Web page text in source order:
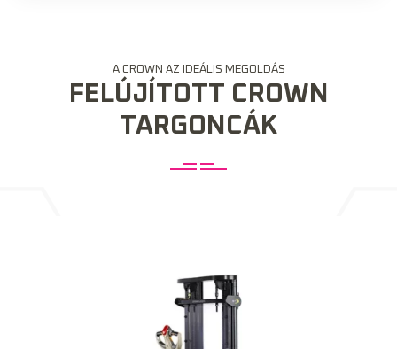
A CROWN AZ IDEÁLIS MEGOLDÁS
FELÚJÍTOTT CROWN
TARGONCÁK